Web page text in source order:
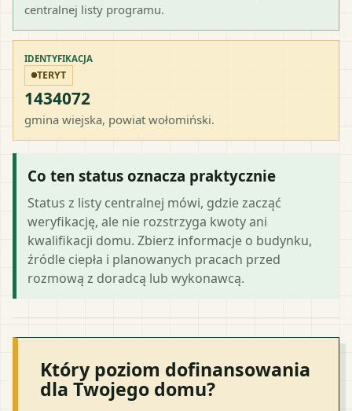
centralnej listy programu.
IDENTYFIKACJA
TERYT
1434072
gmina wiejska, powiat wołomiński.
Co ten status oznacza praktycznie
Status z listy centralnej mówi, gdzie zacząć
weryfikację, ale nie rozstrzyga kwoty ani
kwalifikacji domu. Zbierz informacje o budynku,
źródle ciepła i planowanych pracach przed
rozmową z doradcą lub wykonawcą.
Który poziom dofinansowania
dla Twojego domu?